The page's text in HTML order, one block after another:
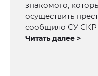
знакомого,
осуществить
сообщило СУ
Читать далее >